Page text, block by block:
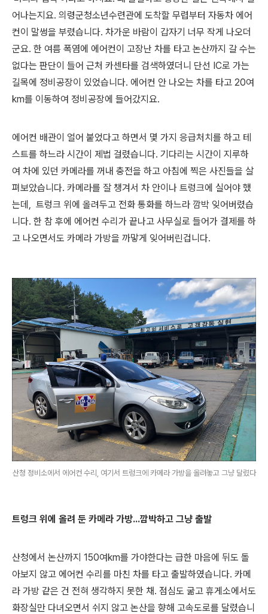
어나는지요. 의령군청소년수련관에 도착할 무렵부터 자동차 에어
컨이 말썽을 부렸습니다. 차가운 바람이 갑자기 너무 작게 나오더
군요. 한 여름 폭염에 에어컨이 고장난 차를 타고 논산까지 갈 수는
없다는 판단이 들어 근처 카센타를 검색하였더니 단선 IC로 가는
길목에 정비공장이 있었습니다. 에어컨 안 나오는 차를 타고 20여
km를 이동하여 정비공장에 들어갔지요.
에어컨 배관이 얼어 붙었다고 하면서 몇 가지 응급처치를 하고 테
스트를 하느라 시간이 제법 걸렸습니다. 기다리는 시간이 지루하
여 차에 있던 카메라를 꺼내 충전을 하고 아침에 찍은 사진들을 살
펴보았습니다. 카메라를 잘 챙겨서 차 안이나 트렁크에 실어야 했
는데, 트렁크 위에 올려두고 전화 통화를 하느라 깜박 잊어버렸습
니다. 한 참 후에 에어컨 수리가 끝나고 사무실로 들어가 결제를 하
고 나오면서도 카메라 가방을 까맣게 잊어버린겁니다.
산청 정비소에서 에어컨 수리, 여기서 트렁크에 카메라 가방을 올려놓고 그냥 달렸다
트렁크 위에 올려 둔 카메라 가방...깜박하고 그냥 출발
산청에서 논산까지 150여km를 가야한다는 급한 마음에 뒤도 돌
아보지 않고 에어컨 수리를 마친 차를 타고 출발하였습니다. 카메
라 가방 같은 건 전혀 생각하지 못한 채. 점심도 굶고 휴게소에서도
화장실만 다녀오면서 쉬지 않고 논산을 향해 고속도로를 달렸습니